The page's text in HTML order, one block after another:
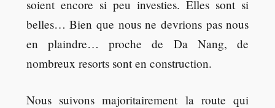
soient encore si peu investies. Elles sont si
belles… Bien que nous ne devrions pas nous
en plaindre… proche de Da Nang, de
nombreux resorts sont en construction.
Nous suivons majoritairement la route qui